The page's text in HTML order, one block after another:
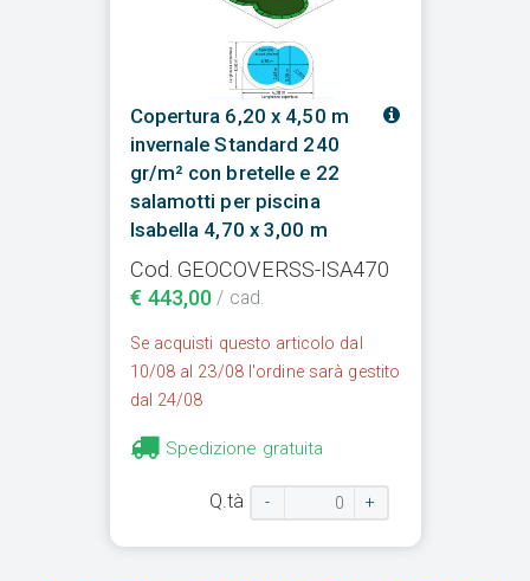
Copertura 6,20 x 4,50 m
invernale Standard 240
gr/m² con bretelle e 22
salamotti per piscina
Isabella 4,70 x 3,00 m
Cod. GEOCOVERSS-ISA470
€ 443,00 / cad.
Se acquisti questo articolo dal
10/08 al 23/08 l'ordine sarà gestito
dal 24/08
Spedizione gratuita
Q.tà - +